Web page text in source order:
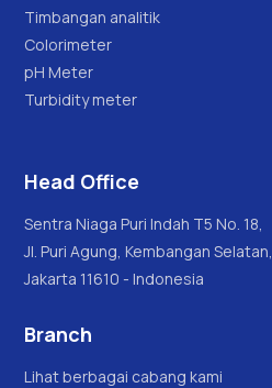
Timbangan analitik
Colorimeter
pH Meter
Turbidity meter
Head Office
Sentra Niaga Puri Indah T5 No. 18,
Jl. Puri Agung, Kembangan Selatan,
Jakarta 11610 - Indonesia
Branch
Lihat berbagai cabang kami